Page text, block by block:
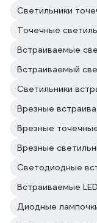
Светильники
Точечные
Встраиваемые
Встраиваемый
Светильники
Врезные
Врезные
Врезные
Светодиодные
Встраиваемые
Диодные